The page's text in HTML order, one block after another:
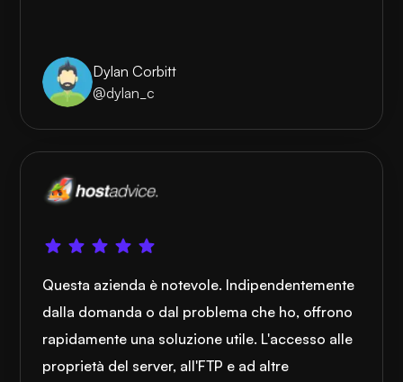
Dylan Corbitt
@dylan_c
Questa azienda è notevole. Indipendentemente
dalla domanda o dal problema che ho, offrono
rapidamente una soluzione utile. L'accesso alle
proprietà del server, all'FTP e ad altre